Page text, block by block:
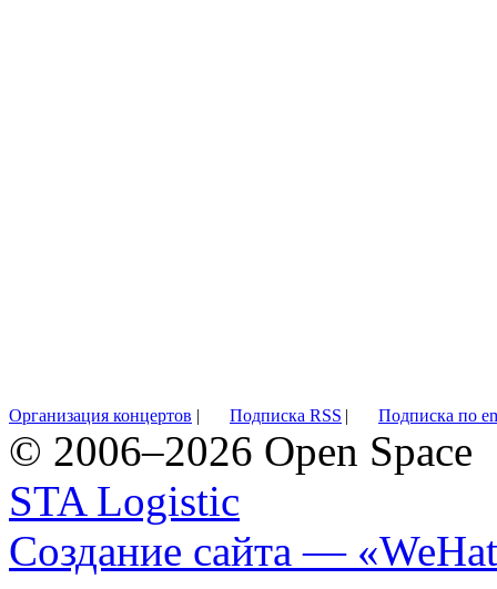
Организация концертов | Подписка RSS | Подписка по
© 2006–2026 Open Space
STA Logistic
Создание сайта —